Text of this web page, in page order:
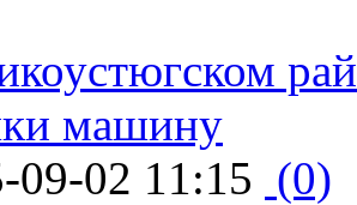
машину
09-02 11:15 (0)